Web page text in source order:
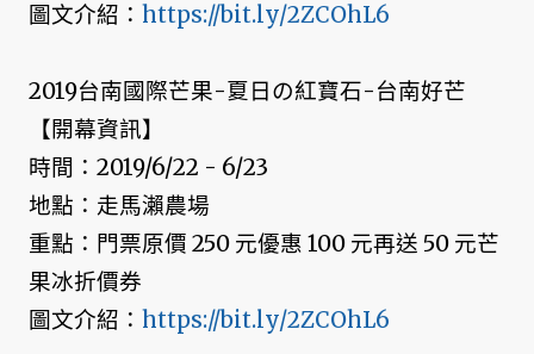
圖文介紹： https://bit.ly/2ZCOhL6
2019台南國際芒果-夏日の紅寶石-台南好芒
【開幕資訊】
時間：2019/6/22 - 6/23
地點：走馬瀨農場
重點：門票原價 250 元優惠 100 元再送 50 元芒
果冰折價券
圖文介紹： https://bit.ly/2ZCOhL6